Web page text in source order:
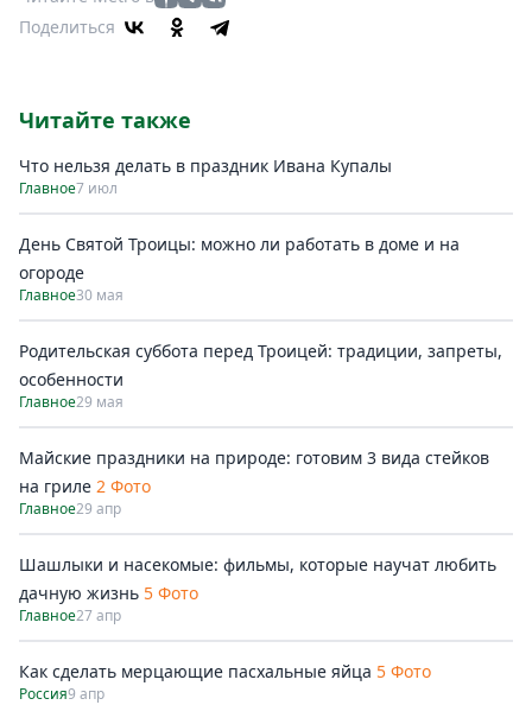
Поделиться
Читайте также
Что нельзя делать в праздник Ивана Купалы
Главное7 июл
День Святой Троицы: можно ли работать в доме и на
огороде
Главное30 мая
Родительская суббота перед Троицей: традиции, запреты,
особенности
Главное29 мая
Майские праздники на природе: готовим 3 вида стейков
на гриле 2 Фото
Главное29 апр
Шашлыки и насекомые: фильмы, которые научат любить
дачную жизнь 5 Фото
Главное27 апр
Как сделать мерцающие пасхальные яйца 5 Фото
Россия9 апр